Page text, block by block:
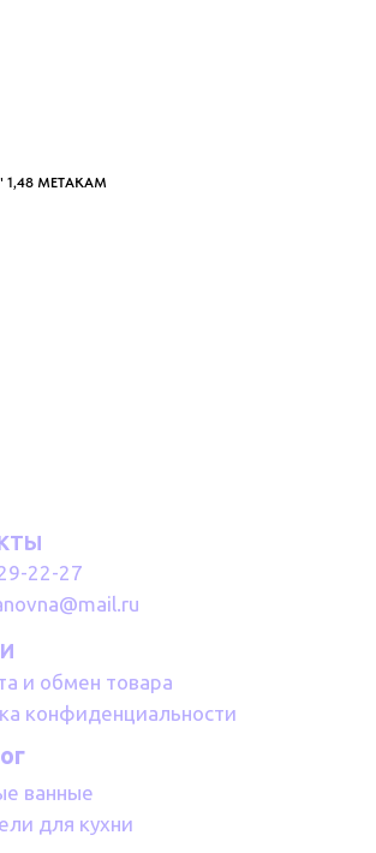
1,48 МЕТАКАМ
22-27
и обмен товара
конфиденциальности
ванные
для кухни